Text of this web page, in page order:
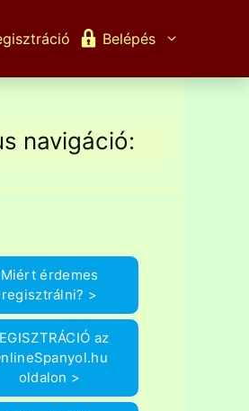
Belépés
navigáció:
Miért érdemes
regisztrálni? >
az
oldalon >